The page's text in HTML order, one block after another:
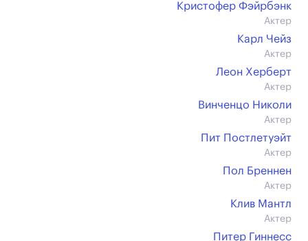
Кристофер Фэйрбэнк
Актер
Карл Чейз
Актер
Леон Херберт
Актер
Винченцо Николи
Актер
Пит Постлетуэйт
Актер
Пол Бреннен
Актер
Клив Мантл
Актер
Питер Гиннесс